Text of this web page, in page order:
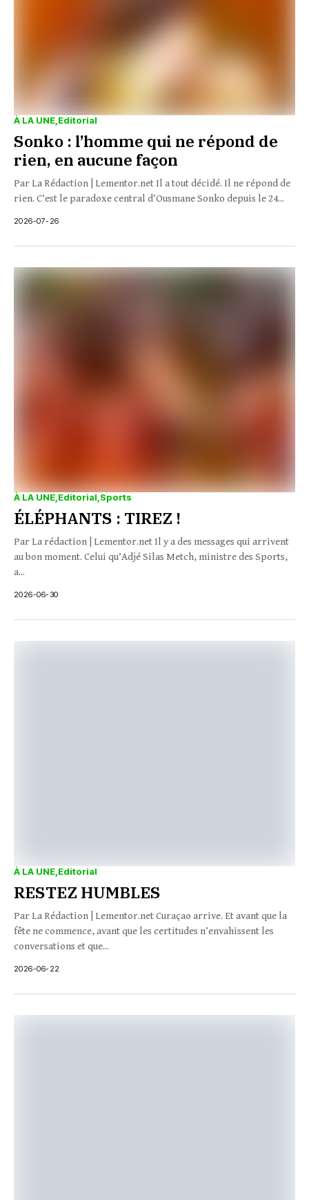
À LA UNE Editorial
Sonko : l’homme qui ne répond de
rien, en aucune façon
Par La Rédaction | Lementor.net Il a tout décidé. Il ne répond de
rien. C’est le paradoxe central d’Ousmane Sonko depuis le 24...
2026-07-26
À LA UNE Editorial Sports
ÉLÉPHANTS : TIREZ !
Par La rédaction | Lementor.net Il y a des messages qui arrivent
au bon moment. Celui qu’Adjé Silas Metch, ministre des Sports,
a...
2026-06-30
À LA UNE Editorial
RESTEZ HUMBLES
Par La Rédaction | Lementor.net Curaçao arrive. Et avant que la
fête ne commence, avant que les certitudes n’envahissent les
conversations et que...
2026-06-22